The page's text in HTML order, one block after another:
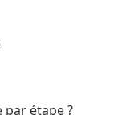
étape ?